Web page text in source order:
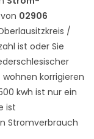
02906
/
ist oder Sie
korrigieren
kwh ist nur ein
ist
Stromverbrauch